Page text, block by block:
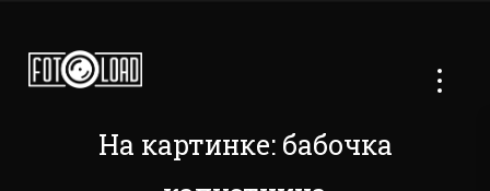
На картинке: бабочка